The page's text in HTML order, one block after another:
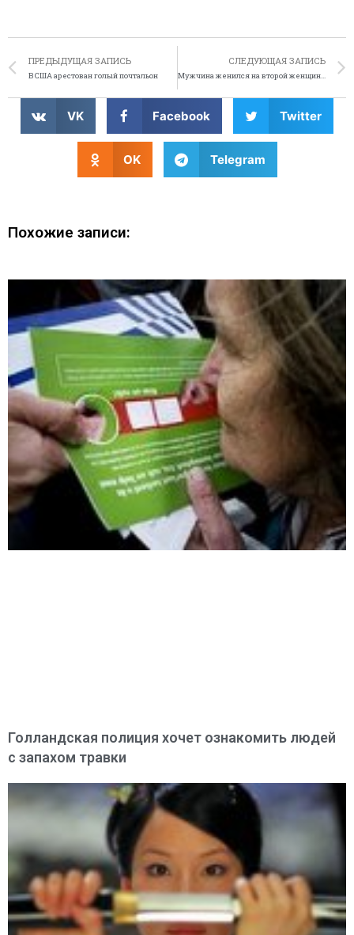
ПРЕДЫДУЩАЯ ЗАПИСЬ
В США арестован голый почтальон
СЛЕДУЮЩАЯ ЗАПИСЬ
Мужчина женился на второй женщине, не разводясь с первой
VK Facebook Twitter
OK Telegram
Похожие записи:
Голландская полиция хочет ознакомить людей
с запахом травки